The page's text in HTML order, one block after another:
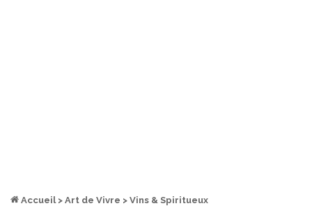
Accueil > Art de Vivre > Vins & Spiritueux